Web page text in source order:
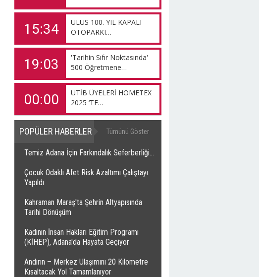
15:34
ULUS 100. YIL KAPALI
OTOPARKI…
19:03
'Tarihin Sıfır Noktasında'
500 Öğretmene…
00:00
UTİB ÜYELERİ HOMETEX
2025 ‘TE…
POPÜLER HABERLER Tümünü Göster
Temiz Adana İçin Farkındalık Seferberliği…
Çocuk Odaklı Afet Risk Azaltımı Çalıştayı
Yapıldı
Kahraman Maraş'ta Şehrin Altyapısında
Tarihi Dönüşüm
Kadının İnsan Hakları Eğitim Programı
(KİHEP), Adana'da Hayata Geçiyor
Andırın – Merkez Ulaşımını 20 Kilometre
Kısaltacak Yol Tamamlanıyor